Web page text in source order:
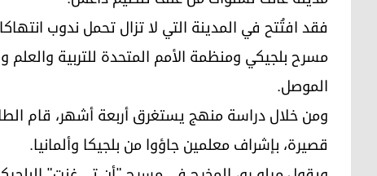
فقد افتُتح في المدينة التي لا تزال تحمل ندوب
مسرح بلجيكي ومنظمة الأمم المتحدة للتربية
الموصل.
قصيرة، بإشراف معلمين جاؤوا من بلجيكا وألمانيا.